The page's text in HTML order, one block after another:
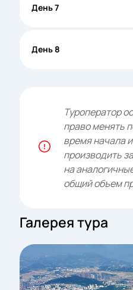
День 7
День 8
Туроператор
право менять
время начала
производить
на
общий объем
Галерея тура